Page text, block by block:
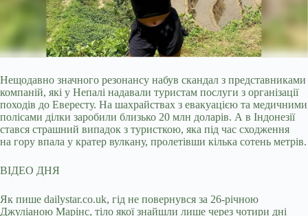
Нещодавно значного резонансу набув скандал з представниками
компаній, які у Непалі надавали туристам послуги з організації
походів до Евересту. На шахрайствах з евакуацією та медичними
полісами ділки заробили близько 20 млн доларів. А в Індонезії
стався страшний випадок з туристкою, яка під час сходження
на гору впала у кратер вулкану, пролетівши кілька сотень метрів.
ВІДЕО ДНЯ
Як пише dailystar.co.uk, гід не повернувся за 26-річною
Джуліаною Марінс, тіло якої знайшли лише через чотири дні